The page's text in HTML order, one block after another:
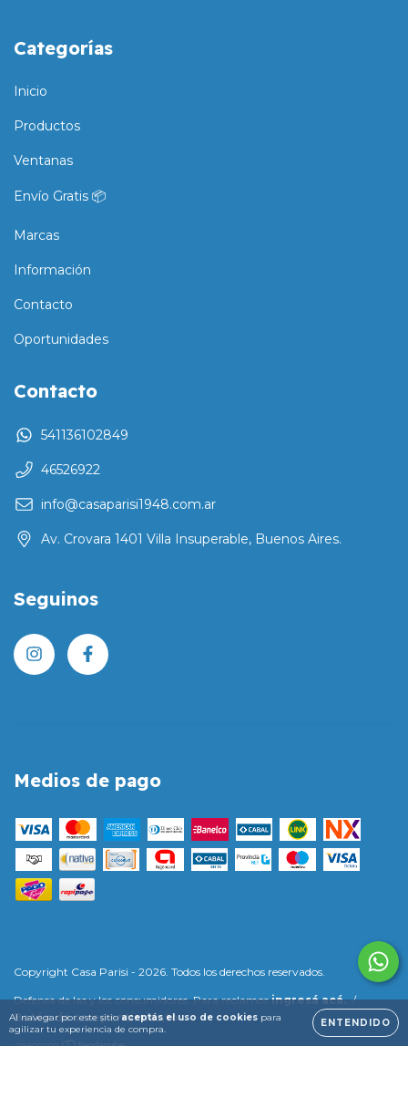
Al navegar por este sitio aceptás el uso de cookies para
agilizar tu experiencia de compra.
ENTENDIDO
Categorías
Inicio
Productos
Ventanas
Envío Gratis 📦
Marcas
Información
Contacto
Oportunidades
Contacto
541136102849
46526922
info@casaparisi1948.com.ar
Av. Crovara 1401 Villa Insuperable, Buenos Aires.
Seguinos
Medios de pago
Copyright Casa Parisi - 2026. Todos los derechos reservados.
Defensa de las y los consumidores. Para reclamos ingresá acá. /
Botón de arrepentimiento